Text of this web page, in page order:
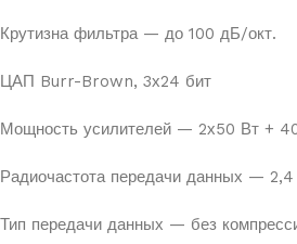
Крутизна фильтра — до 100 дБ/окт.
ЦАП Burr-Brown, 3х24 бит
Мощность усилителей — 2х50 Вт +
Радиочастота передачи данных —
Тип передачи данных — без